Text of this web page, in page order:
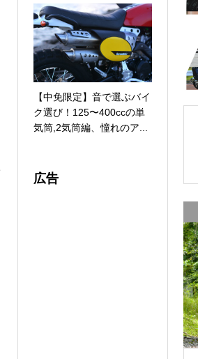
【中免限定】音で選ぶバイ
ク選び！125〜400ccの単
気筒,2気筒編、憧れのア...
広告